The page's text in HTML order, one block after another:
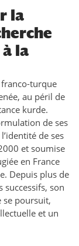
la
la
franco-turque
au péril de
kurde.
de ses
de ses
et soumise
en France
Depuis plus de
son
se poursuit,
et un